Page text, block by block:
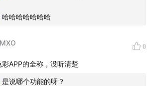
通用
哈哈哈哈哈哈哈
0
APP的全称，没听清楚
是说哪个功能的呀？